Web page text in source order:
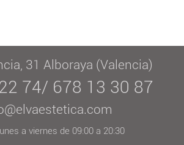
31 Alboraya (Valencia)
74/ 678 13 30 87
a viernes de 09:00 a 20:30